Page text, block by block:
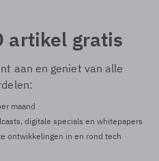
artikel gratis
aan en geniet van alle
maand
digitale specials en whitepapers
ontwikkelingen in en rond tech